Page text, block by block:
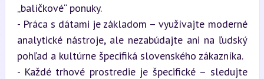
„balíčkové“ ponuky.
- Práca s dátami je základom – využívajte moderné
analytické nástroje, ale nezabúdajte ani na ľudský
pohľad a kultúrne špecifiká slovenského zákazníka.
- Každé trhové prostredie je špecifické – sledujte